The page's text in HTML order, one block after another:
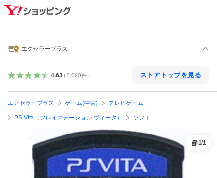
エクセラープラス
4.63（ 2,090件） ストアトップを見る
エクセラープラス ゲーム(中古) テレビゲーム
PS Vita（プレイステーション ヴィータ） ソフト
1/1